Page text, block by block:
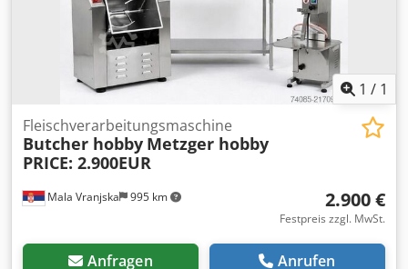
1 / 1
Mala Vranjska 995 km
Fleischverarbeitungsmaschine
Butcher hobby Metzger hobby
PRICE: 2.900EUR
2.900 €
Festpreis zzgl. MwSt.
Anfragen Anrufen